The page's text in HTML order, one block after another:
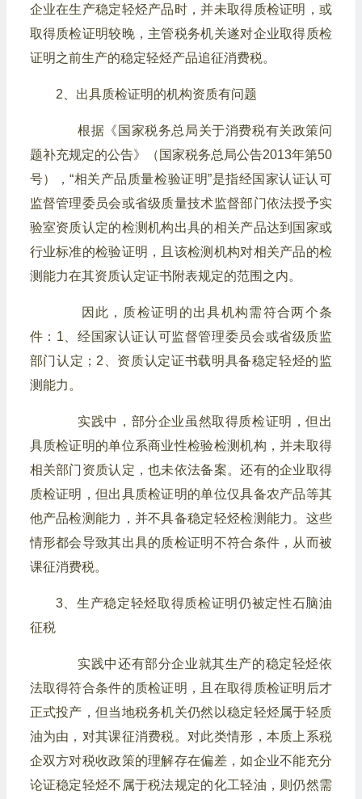
企业在生产稳定轻烃产品时，并未取得质检证明，或
取得质检证明较晚，主管税务机关遂对企业取得质检
证明之前生产的稳定轻烃产品追征消费税。
2、出具质检证明的机构资质有问题
根据《国家税务总局关于消费税有关政策问
题补充规定的公告》（国家税务总局公告2013年第50
号），“相关产品质量检验证明”是指经国家认证认可
监督管理委员会或省级质量技术监督部门依法授予实
验室资质认定的检测机构出具的相关产品达到国家或
行业标准的检验证明，且该检测机构对相关产品的检
测能力在其资质认定证书附表规定的范围之内。
因此，质检证明的出具机构需符合两个条
件： 1、经国家认证认可监督管理委员会或省级质监
部门认定； 2、资质认定证书载明具备稳定轻烃的监
测能力。
实践中，部分企业虽然取得质检证明，但出
具质检证明的单位系商业性检验检测机构，并未取得
相关部门资质认定，也未依法备案。还有的企业取得
质检证明，但出具质检证明的单位仅具备农产品等其
他产品检测能力，并不具备稳定轻烃检测能力。这些
情形都会导致其出具的质检证明不符合条件，从而被
课征消费税。
3、生产稳定轻烃取得质检证明仍被定性石脑油
征税
实践中还有部分企业就其生产的稳定轻烃依
法取得符合条件的质检证明，且在取得质检证明后才
正式投产，但当地税务机关仍然以稳定轻烃属于轻质
油为由，对其课征消费税。对此类情形，本质上系税
企双方对税收政策的理解存在偏差，如企业不能充分
论证稳定轻烃不属于税法规定的化工轻油，则仍然需